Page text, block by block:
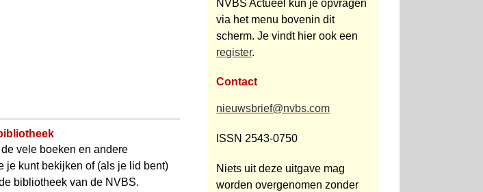
vele boeken en andere
je kunt bekijken of (als je lid bent)
bibliotheek van de NVBS.
NVBS Actueel kun je opvragen
via het menu bovenin dit
scherm. Je vindt hier ook een
register.
Contact
nieuwsbrief@nvbs.com
ISSN 2543-0750
Niets uit deze uitgave mag
worden overgenomen zonder